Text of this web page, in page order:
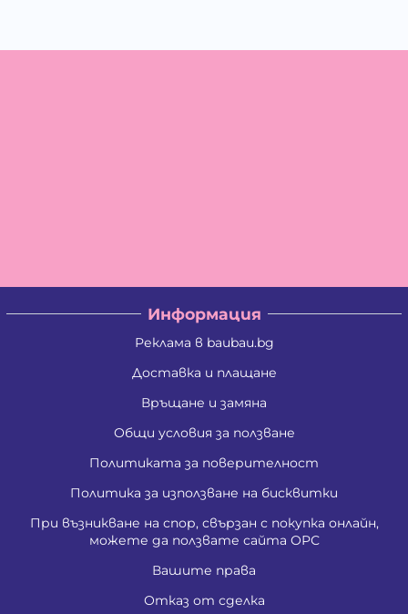
Информация
Реклама в baubau.bg
Доставка и плащане
Връщане и замяна
Общи условия за ползване
Политиката за поверителност
Политика за използване на бисквитки
При възникване на спор, свързан с покупка онлайн,
можете да ползвате сайта ОРС
Вашите права
Отказ от сделка